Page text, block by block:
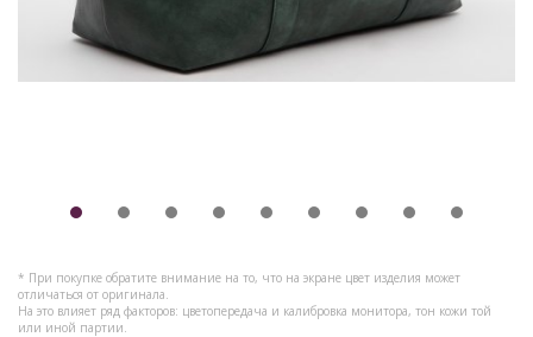
* При покупке обратите внимание на то, что на экране цвет изделия может
отличаться от оригинала.
На это влияет ряд факторов: цветопередача и калибровка монитора, тон кожи той
или иной партии.